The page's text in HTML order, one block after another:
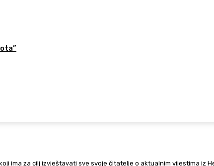
ima za cilj izvještavati sve svoje čitatelje o aktualnim vijestima iz